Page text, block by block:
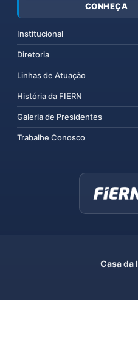
CONHEÇA
Institucional
Diretoria
Linhas de Atuação
História da FIERN
Galeria de Presidentes
Trabalhe Conosco
Casa da